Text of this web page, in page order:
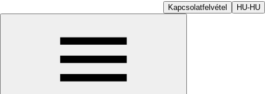
Kapcsolatfelvétel HU-HU